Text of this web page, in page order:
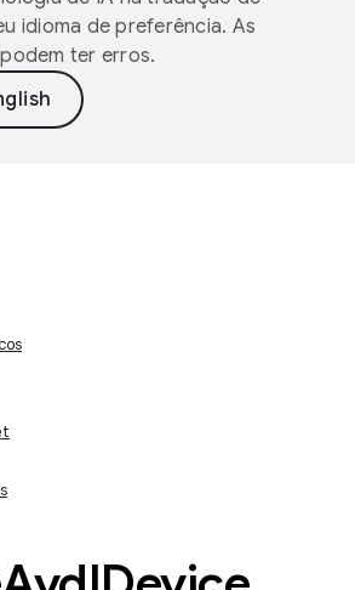
idioma de preferência. As
ter erros.